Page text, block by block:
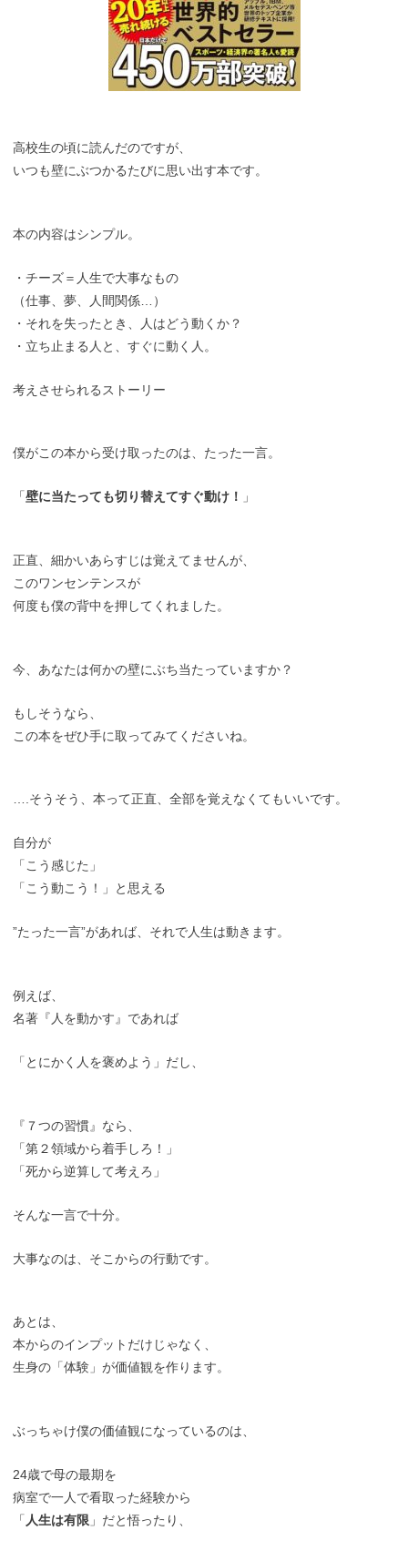
高校生の頃に読んだのですが、
いつも壁にぶつかるたびに思い出す本です。
本の内容はシンプル。
・チーズ＝人生で大事なもの
（仕事、夢、人間関係…）
・それを失ったとき、人はどう動くか？
・立ち止まる人と、すぐに動く人。
考えさせられるストーリー
僕がこの本から受け取ったのは、たった一言。
「壁に当たっても切り替えてすぐ動け！ 」
正直、細かいあらすじは覚えてませんが、
このワンセンテンスが
何度も僕の背中を押してくれました。
今、あなたは何かの壁にぶち当たっていますか？
もしそうなら、
この本をぜひ手に取ってみてくださいね。
….そうそう、本って正直、全部を覚えなくてもいいです。
自分が
「こう感じた」
「こう動こう！」と思える
”たった一言”があれば、それで人生は動きます。
例えば、
名著『人を動かす』であれば
「とにかく人を褒めよう」だし、
『７つの習慣』なら、
「第２領域から着手しろ！」
「死から逆算して考えろ」
そんな一言で十分。
大事なのは、そこからの行動です。
あとは、
本からのインプットだけじゃなく、
生身の「体験」が価値観を作ります。
ぶっちゃけ僕の価値観になっているのは、
24歳で母の最期を
病室で一人で看取った経験から
「 人生は有限 」だと悟ったり、